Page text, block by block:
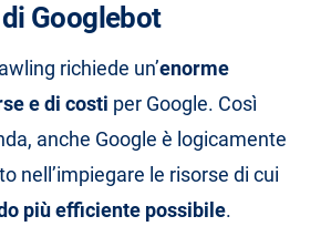
Googlebot
richiede un’enorme
e di costi per Google. Così
anche Google è logicamente
nell’impiegare le risorse di cui
più efficiente possibile.